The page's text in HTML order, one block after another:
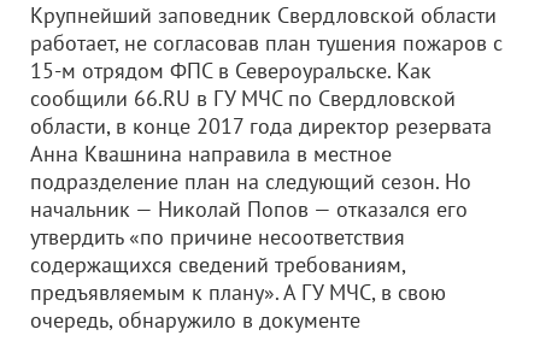
Крупнейший заповедник Свердловской области
работает, не согласовав план тушения пожаров с
15-м отрядом ФПС в Североуральске. Как
сообщили 66.RU в ГУ МЧС по Свердловской
области, в конце 2017 года директор резервата
Анна Квашнина направила в местное
подразделение план на следующий сезон. Но
начальник — Николай Попов — отказался его
утвердить «по причине несоответствия
содержащихся сведений требованиям,
предъявляемым к плану». А ГУ МЧС, в свою
очередь, обнаружило в документе